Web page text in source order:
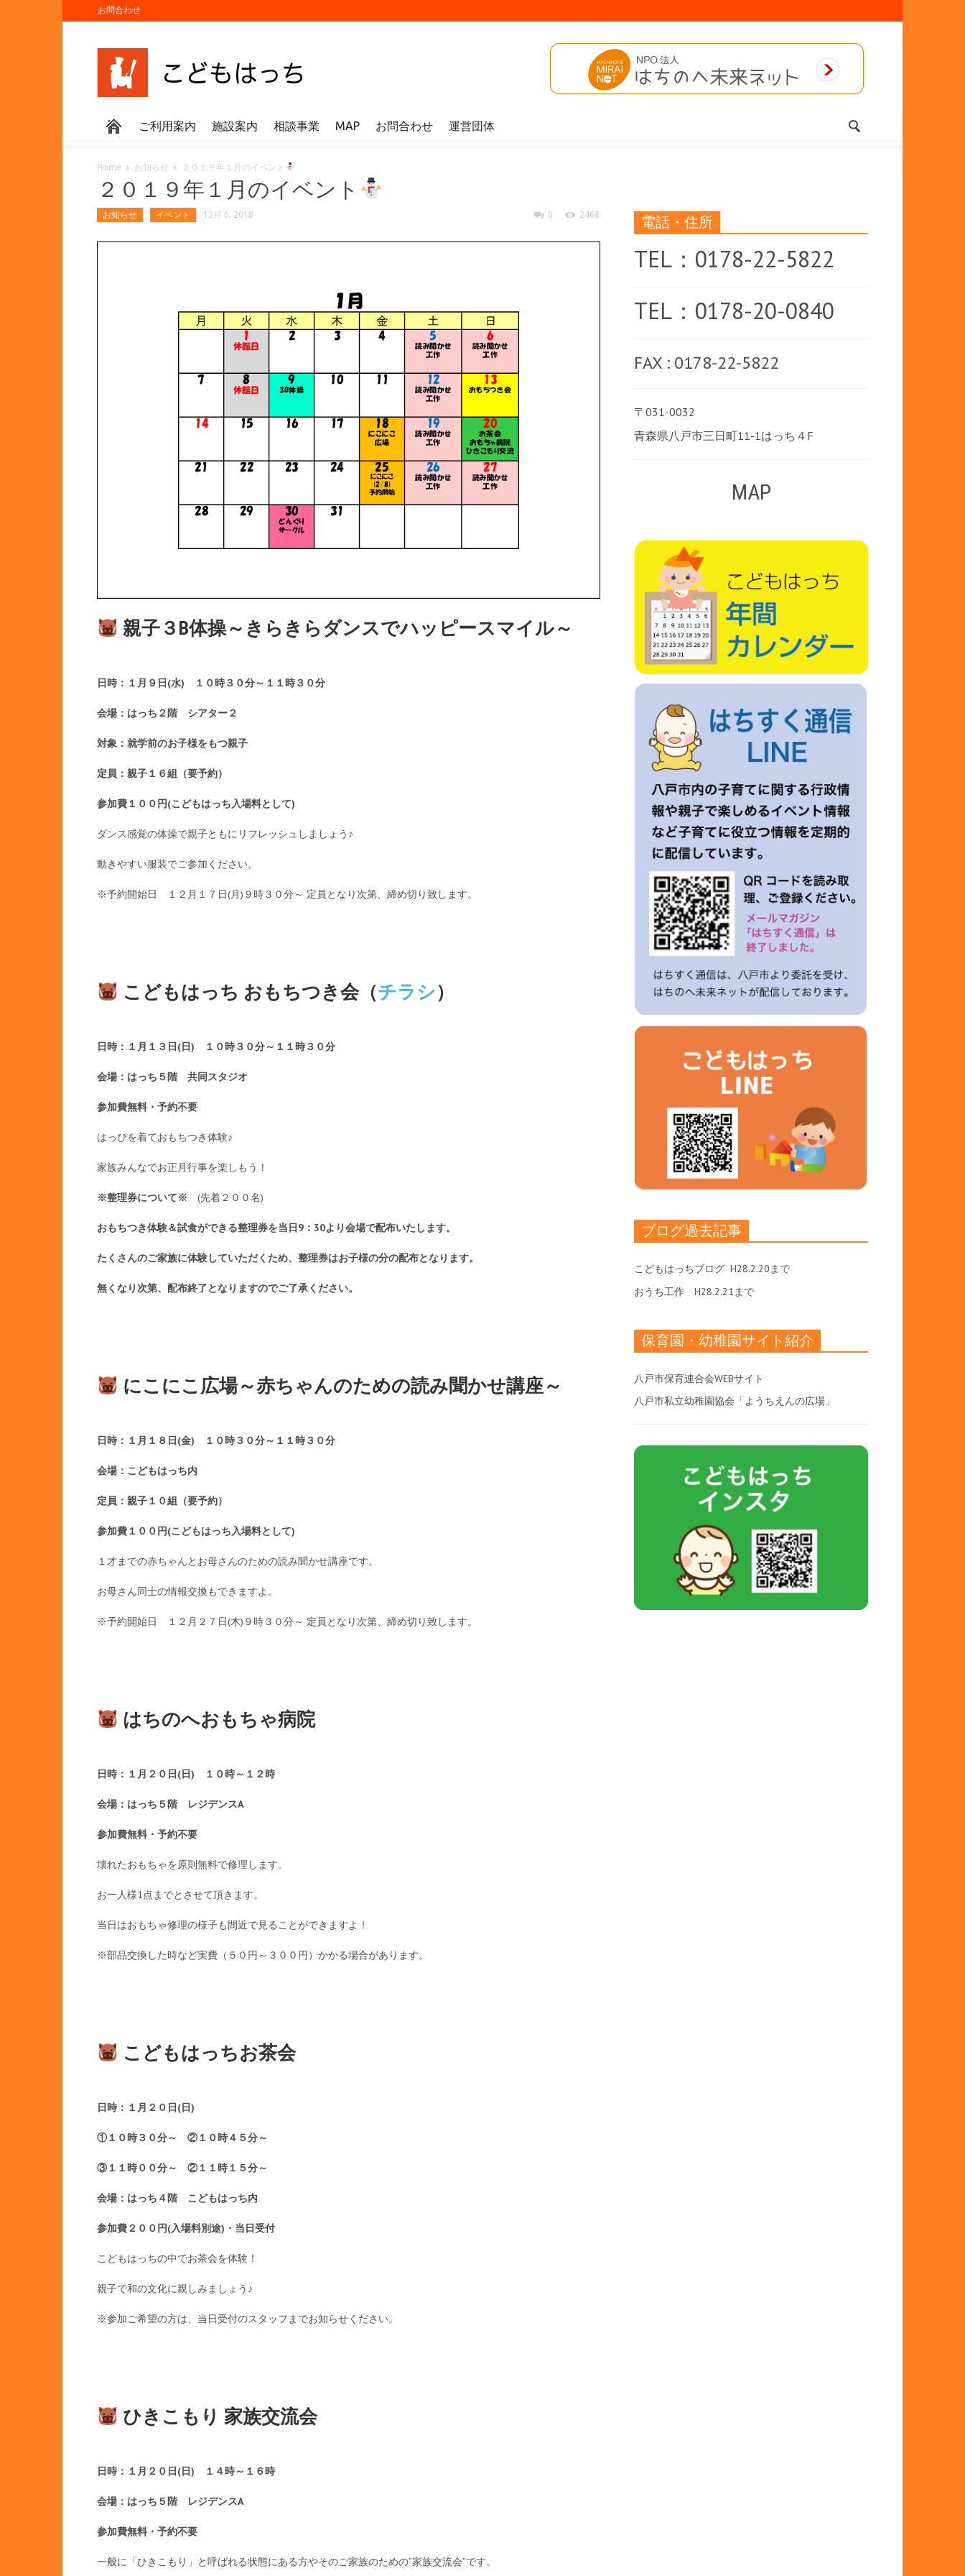
お問合わせ
ご利用案内 施設案内 相談事業 MAP お問合わせ 運営団体
Home お知らせ ２０１９年１月のイベント
２０１９年１月のイベント
お知らせ イベント 12月 6, 2018 0 2468
親子３B体操～きらきらダンスでハッピースマイル～
日時：１月９日(水) １０時３０分～１１時３０分
会場：はっち２階 シアター２
対象：就学前のお子様をもつ親子
定員：親子１６組（要予約）
参加費１００円(こどもはっち入場料として)
ダンス感覚の体操で親子ともにリフレッシュしましょう♪
動きやすい服装でご参加ください。
※予約開始日 １２月１７日(月)９時３０分～ 定員となり次第、締め切り致します。
こどもはっち おもちつき会（チラシ）
日時：１月１３日(日) １０時３０分～１１時３０分
会場：はっち５階 共同スタジオ
参加費無料・予約不要
はっぴを着ておもちつき体験♪
家族みんなでお正月行事を楽しもう！
※整理券について※ (先着２００名)
おもちつき体験＆試食ができる整理券を当日9：30より会場で配布いたします。
たくさんのご家族に体験していただくため、整理券はお子様の分の配布となります。
無くなり次第、配布終了となりますのでご了承ください。
にこにこ広場～赤ちゃんのための読み聞かせ講座～
日時：１月１８日(金) １０時３０分～１１時３０分
会場：こどもはっち内
定員：親子１０組（要予約）
参加費１００円(こどもはっち入場料として)
１才までの赤ちゃんとお母さんのための読み聞かせ講座です。
お母さん同士の情報交換もできますよ。
※予約開始日 １２月２７日(木)９時３０分～ 定員となり次第、締め切り致します。
はちのへおもちゃ病院
日時：１月２０日(日) １０時～１２時
会場：はっち５階 レジデンスA
参加費無料・予約不要
壊れたおもちゃを原則無料で修理します。
お一人様1点までとさせて頂きます。
当日はおもちゃ修理の様子も間近で見ることができますよ！
※部品交換した時など実費（５０円～３００円）かかる場合があります。
こどもはっちお茶会
日時：１月２０日(日)
①１０時３０分～ ②１０時４５分～
③１１時００分～ ②１１時１５分～
会場：はっち４階 こどもはっち内
参加費２００円(入場料別途)・当日受付
こどもはっちの中でお茶会を体験！
親子で和の文化に親しみましょう♪
※参加ご希望の方は、当日受付のスタッフまでお知らせください。
ひきこもり 家族交流会
日時：１月２０日(日) １４時～１６時
会場：はっち５階 レジデンスA
参加費無料・予約不要
一般に「ひきこもり」と呼ばれる状態にある方やそのご家族のための”家族交流会”です。
電話・住所
TEL：0178-22-5822
TEL：0178-20-0840
FAX : 0178-22-5822
〒031-0032
青森県八戸市三日町11-1はっち４F
MAP
ブログ過去記事
こどもはっちブログ H28.2.20まで
おうち工作 H28.2.21まで
保育園・幼稚園サイト紹介
八戸市保育連合会WEBサイト
八戸市私立幼稚園協会「ようちえんの広場」